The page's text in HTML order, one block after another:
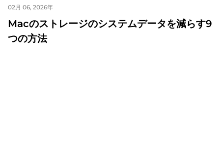
02月 06, 2026年
Macのストレージのシステムデータを減らす9
つの方法